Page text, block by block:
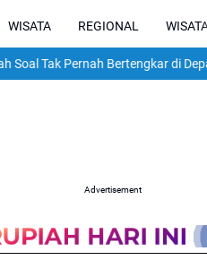
WISATA REGIONAL
Bertengkar di Depan Anak,
Advertisement